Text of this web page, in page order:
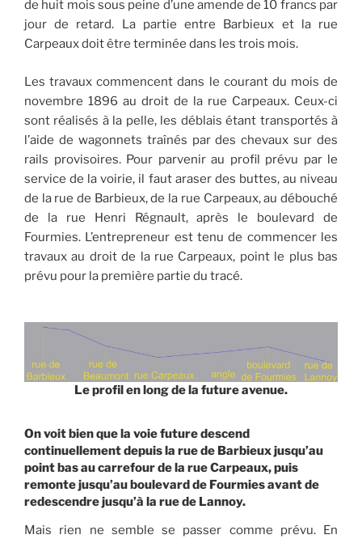
de huit mois sous peine d’une amende de 10 francs par
jour de retard. La partie entre Barbieux et la rue
Carpeaux doit être terminée dans les trois mois.
Les travaux commencent dans le courant du mois de
novembre 1896 au droit de la rue Carpeaux. Ceux-ci
sont réalisés à la pelle, les déblais étant transportés à
l’aide de wagonnets traînés par des chevaux sur des
rails provisoires. Pour parvenir au profil prévu par le
service de la voirie, il faut araser des buttes, au niveau
de la rue de Barbieux, de la rue Carpeaux, au débouché
de la rue Henri Régnault, après le boulevard de
Fourmies. L’entrepreneur est tenu de commencer les
travaux au droit de la rue Carpeaux, point le plus bas
prévu pour la première partie du tracé.
Le profil en long de la future avenue.
On voit bien que la voie future descend
continuellement depuis la rue de Barbieux jusqu’au
point bas au carrefour de la rue Carpeaux, puis
remonte jusqu’au boulevard de Fourmies avant de
redescendre jusqu’à la rue de Lannoy.
Mais rien ne semble se passer comme prévu. En